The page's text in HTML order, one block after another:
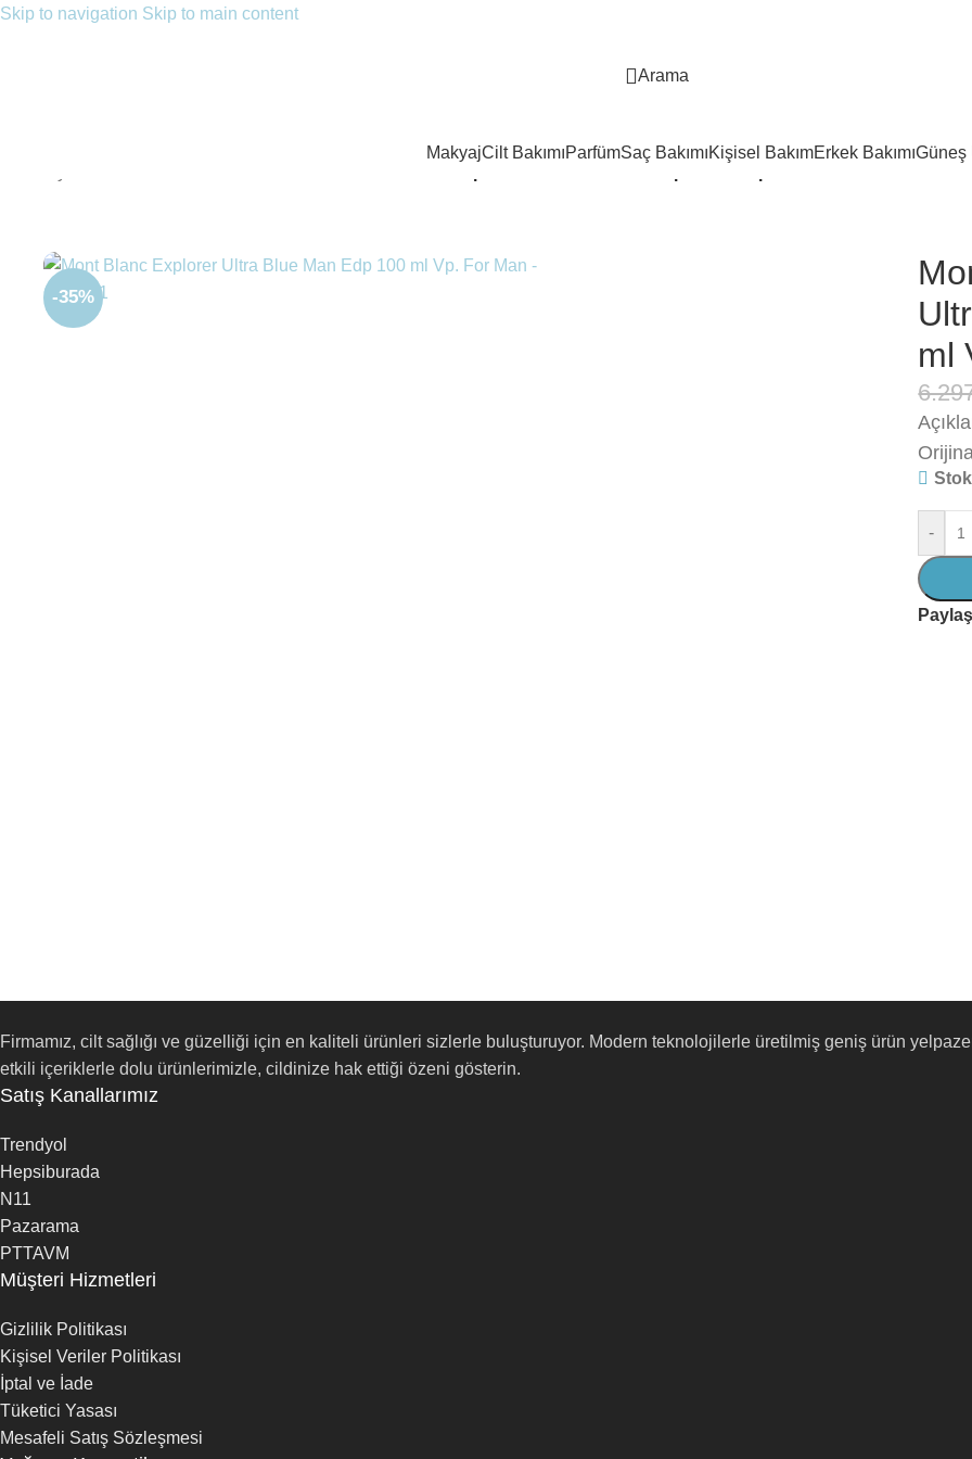
Skip to navigation Skip to main content
Arama
MakyajCilt BakımıParfümSaç BakımıKişisel BakımErkek BakımıGüneş
-35%
ml
-
Firmamız, cilt sağlığı ve güzelliği için en kaliteli ürünleri sizlerle buluşturuyor. Modern teknolojilerle üretilmiş geniş ürün
etkili içeriklerle dolu ürünlerimizle, cildinize hak ettiği özeni gösterin.
Satış Kanallarımız
Trendyol
Hepsiburada
N11
Pazarama
PTTAVM
Müşteri Hizmetleri
Gizlilik Politikası
Kişisel Veriler Politikası
İptal ve İade
Tüketici Yasası
Mesafeli Satış Sözleşmesi